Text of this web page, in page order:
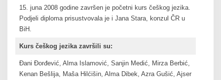
15. juna 2008 godine završen je početni kurs češkog jezika.
Podjeli diploma prisustvovala je i Jana Stara, konzul ČR u
BiH.
Kurs češkog jezika završili su:
Đani Đorđević, Alma Islamović, Sanjin Medić, Mirza Berbić,
Kenan Bešlija, Maša Hilćišin, Alma Dibek, Azra Gušić, Ajser